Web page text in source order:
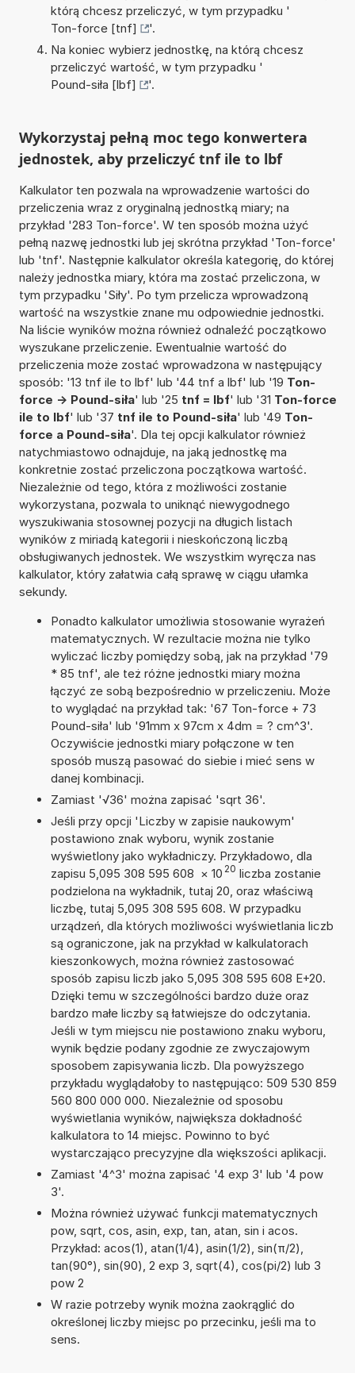
którą chcesz przeliczyć, w tym przypadku '
Ton-force [tnf]
'.
Na koniec wybierz jednostkę, na którą chcesz
przeliczyć wartość, w tym przypadku '
Pound-siła [lbf]
'.
Wykorzystaj pełną moc tego konwertera
jednostek, aby przeliczyć tnf ile to lbf
Kalkulator ten pozwala na wprowadzenie wartości do
przeliczenia wraz z oryginalną jednostką miary; na
przykład '283 Ton-force'. W ten sposób można użyć
pełną nazwę jednostki lub jej skrótna przykład 'Ton-force'
lub 'tnf'. Następnie kalkulator określa kategorię, do której
należy jednostka miary, która ma zostać przeliczona, w
tym przypadku 'Siły'. Po tym przelicza wprowadzoną
wartość na wszystkie znane mu odpowiednie jednostki.
Na liście wyników można również odnaleźć początkowo
wyszukane przeliczenie. Ewentualnie wartość do
przeliczenia może zostać wprowadzona w następujący
sposób: '13 tnf ile to lbf' lub '44 tnf a lbf' lub '19 Ton-
force -> Pound-siła' lub '25 tnf = lbf' lub '31 Ton-force
ile to lbf' lub '37 tnf ile to Pound-siła' lub '49 Ton-
force a Pound-siła'. Dla tej opcji kalkulator również
natychmiastowo odnajduje, na jaką jednostkę ma
konkretnie zostać przeliczona początkowa wartość.
Niezależnie od tego, która z możliwości zostanie
wykorzystana, pozwala to uniknąć niewygodnego
wyszukiwania stosownej pozycji na długich listach
wyników z miriadą kategorii i nieskończoną liczbą
obsługiwanych jednostek. We wszystkim wyręcza nas
kalkulator, który załatwia całą sprawę w ciągu ułamka
sekundy.
Ponadto kalkulator umożliwia stosowanie wyrażeń
matematycznych. W rezultacie można nie tylko
wyliczać liczby pomiędzy sobą, jak na przykład '79
* 85 tnf', ale też różne jednostki miary można
łączyć ze sobą bezpośrednio w przeliczeniu. Może
to wyglądać na przykład tak: '67 Ton-force + 73
Pound-siła' lub '91mm x 97cm x 4dm = ? cm^3'.
Oczywiście jednostki miary połączone w ten
sposób muszą pasować do siebie i mieć sens w
danej kombinacji.
Zamiast '√36' można zapisać 'sqrt 36'.
Jeśli przy opcji 'Liczby w zapisie naukowym'
postawiono znak wyboru, wynik zostanie
wyświetlony jako wykładniczy. Przykładowo, dla
zapisu 5,095 308 595 608 × 10 20 liczba zostanie
podzielona na wykładnik, tutaj 20, oraz właściwą
liczbę, tutaj 5,095 308 595 608. W przypadku
urządzeń, dla których możliwości wyświetlania liczb
są ograniczone, jak na przykład w kalkulatorach
kieszonkowych, można również zastosować
sposób zapisu liczb jako 5,095 308 595 608 E+20.
Dzięki temu w szczególności bardzo duże oraz
bardzo małe liczby są łatwiejsze do odczytania.
Jeśli w tym miejscu nie postawiono znaku wyboru,
wynik będzie podany zgodnie ze zwyczajowym
sposobem zapisywania liczb. Dla powyższego
przykładu wyglądałoby to następująco: 509 530 859
560 800 000 000. Niezależnie od sposobu
wyświetlania wyników, największa dokładność
kalkulatora to 14 miejsc. Powinno to być
wystarczająco precyzyjne dla większości aplikacji.
Zamiast '4^3' można zapisać '4 exp 3' lub '4 pow
3'.
Można również używać funkcji matematycznych
pow, sqrt, cos, asin, exp, tan, atan, sin i acos.
Przykład: acos(1), atan(1/4), asin(1/2), sin(π/2),
tan(90°), sin(90), 2 exp 3, sqrt(4), cos(pi/2) lub 3
pow 2
W razie potrzeby wynik można zaokrąglić do
określonej liczby miejsc po przecinku, jeśli ma to
sens.